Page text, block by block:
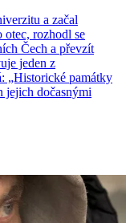
a začal
otec, rozhodl se
Čech a převzít
jeden z
„Historické památky
jejich dočasnými